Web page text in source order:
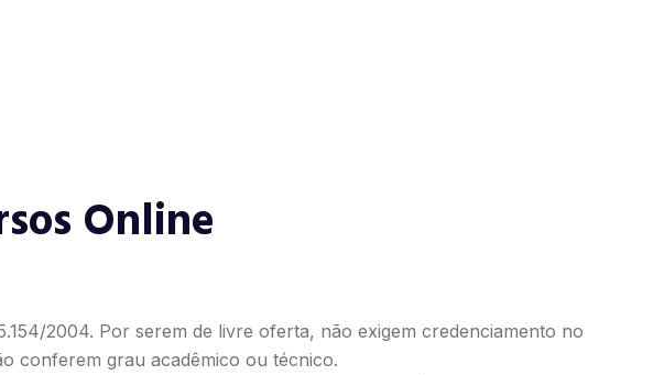
Online
2004. Por serem de livre oferta, não exigem credenciamento no
conferem grau acadêmico ou técnico.